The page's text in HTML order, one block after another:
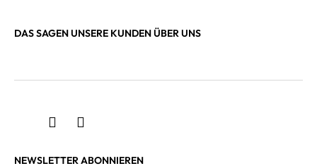
DAS SAGEN UNSERE KUNDEN ÜBER UNS
NEWSLETTER ABONNIEREN